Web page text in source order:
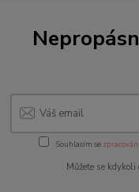
Souhlasím se
Můžete se